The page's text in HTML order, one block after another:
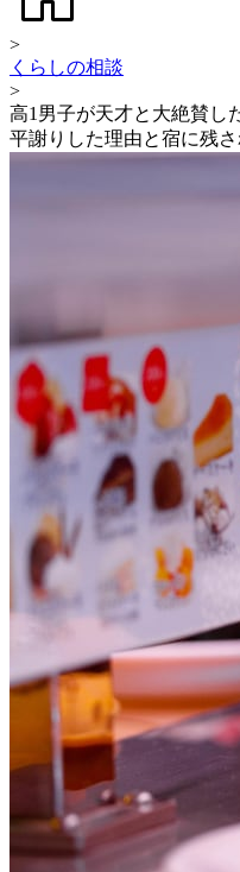
>
くらしの相談
>
高1男子が天才と大絶賛し
平謝りした理由と宿に残